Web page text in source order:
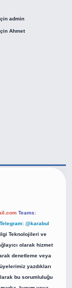
admin
Ahmet
Teams:
Telegram: @karabul
Teknolojileri ve
olarak hizmet
denetleme veya
yazdıkları
bu sorumluluğu